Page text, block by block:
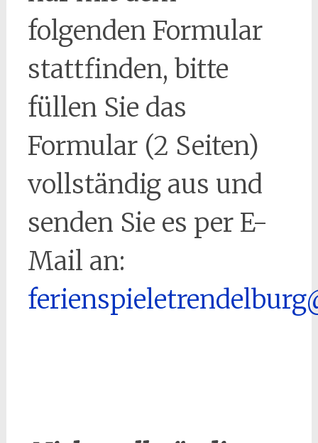
folgenden Formular
stattfinden, bitte
füllen Sie das
Formular (2 Seiten)
vollständig aus und
senden Sie es per E-
Mail an: